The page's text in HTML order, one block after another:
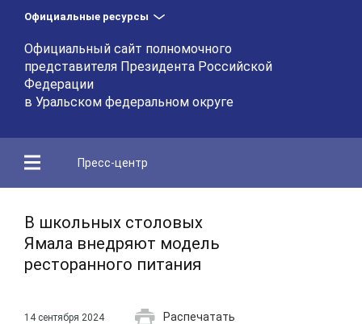
Официальные ресурсы
Официальный сайт полномочного
представителя Президента Российской
Федерации
в Уральском федеральном округе
Пресс-центр
В школьных столовых
Ямала внедряют модель
ресторанного питания
14 сентября 2024 Распечатать